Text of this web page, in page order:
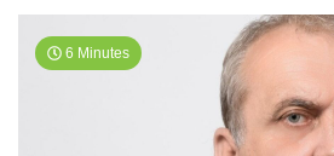
6 Minutes